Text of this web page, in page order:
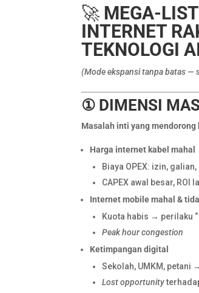
🚀 MEGA-
INTERNET
TEKNOLOGI
(Mode ekspansi tanpa batas —
① DIMENSI
Masalah inti yang
Harga internet kabel mahal
Biaya OPEX: izin,
CAPEX awal besar,
Internet mobile mahal &
Kuota habis → perilaku
Peak hour congestion
Ketimpangan digital
Sekolah, UMKM, petani
Lost opportunity